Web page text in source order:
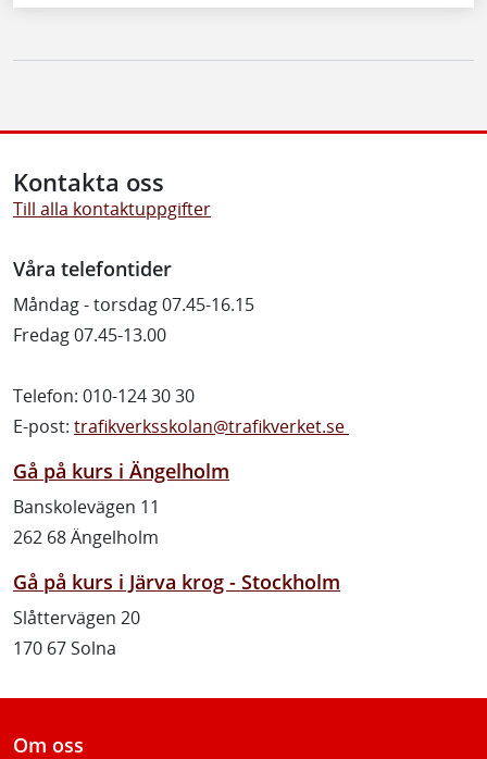
Kontakta oss
Till alla kontaktuppgifter
Våra telefontider
Måndag - torsdag 07.45-16.15
Fredag 07.45-13.00
Telefon: 010-124 30 30
E-post: trafikverksskolan@trafikverket.se
Gå på kurs i Ängelholm
Banskolevägen 11
262 68 Ängelholm
Gå på kurs i Järva krog - Stockholm
Slåttervägen 20
170 67 Solna
Om oss